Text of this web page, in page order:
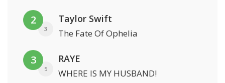
2
3
Taylor Swift
The Fate Of Ophelia
3
5
RAYE
WHERE IS MY HUSBAND!